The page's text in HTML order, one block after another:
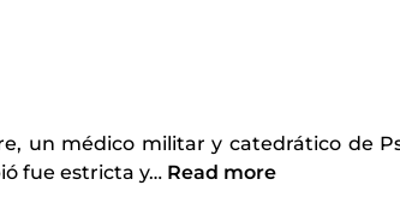
un médico militar y catedrático de
fue estricta y… Read more